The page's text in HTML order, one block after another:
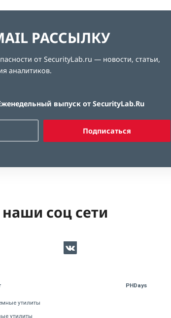
РАССЫЛКУ
от SecurityLab.ru — новости, статьи,
аналитиков.
выпуск от SecurityLab.Ru
Подписаться
соц сети
утилиты
утилиты
PHDays